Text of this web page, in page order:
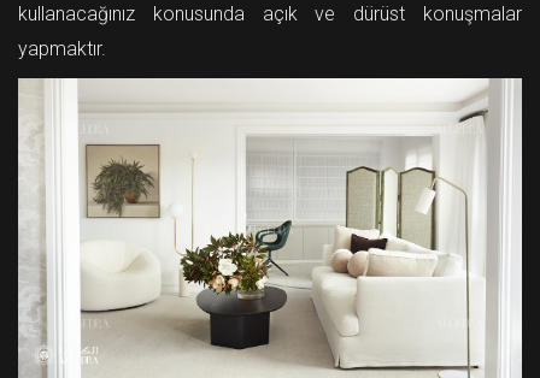
kullanacağınız konusunda açık ve dürüst konuşmalar
yapmaktır.